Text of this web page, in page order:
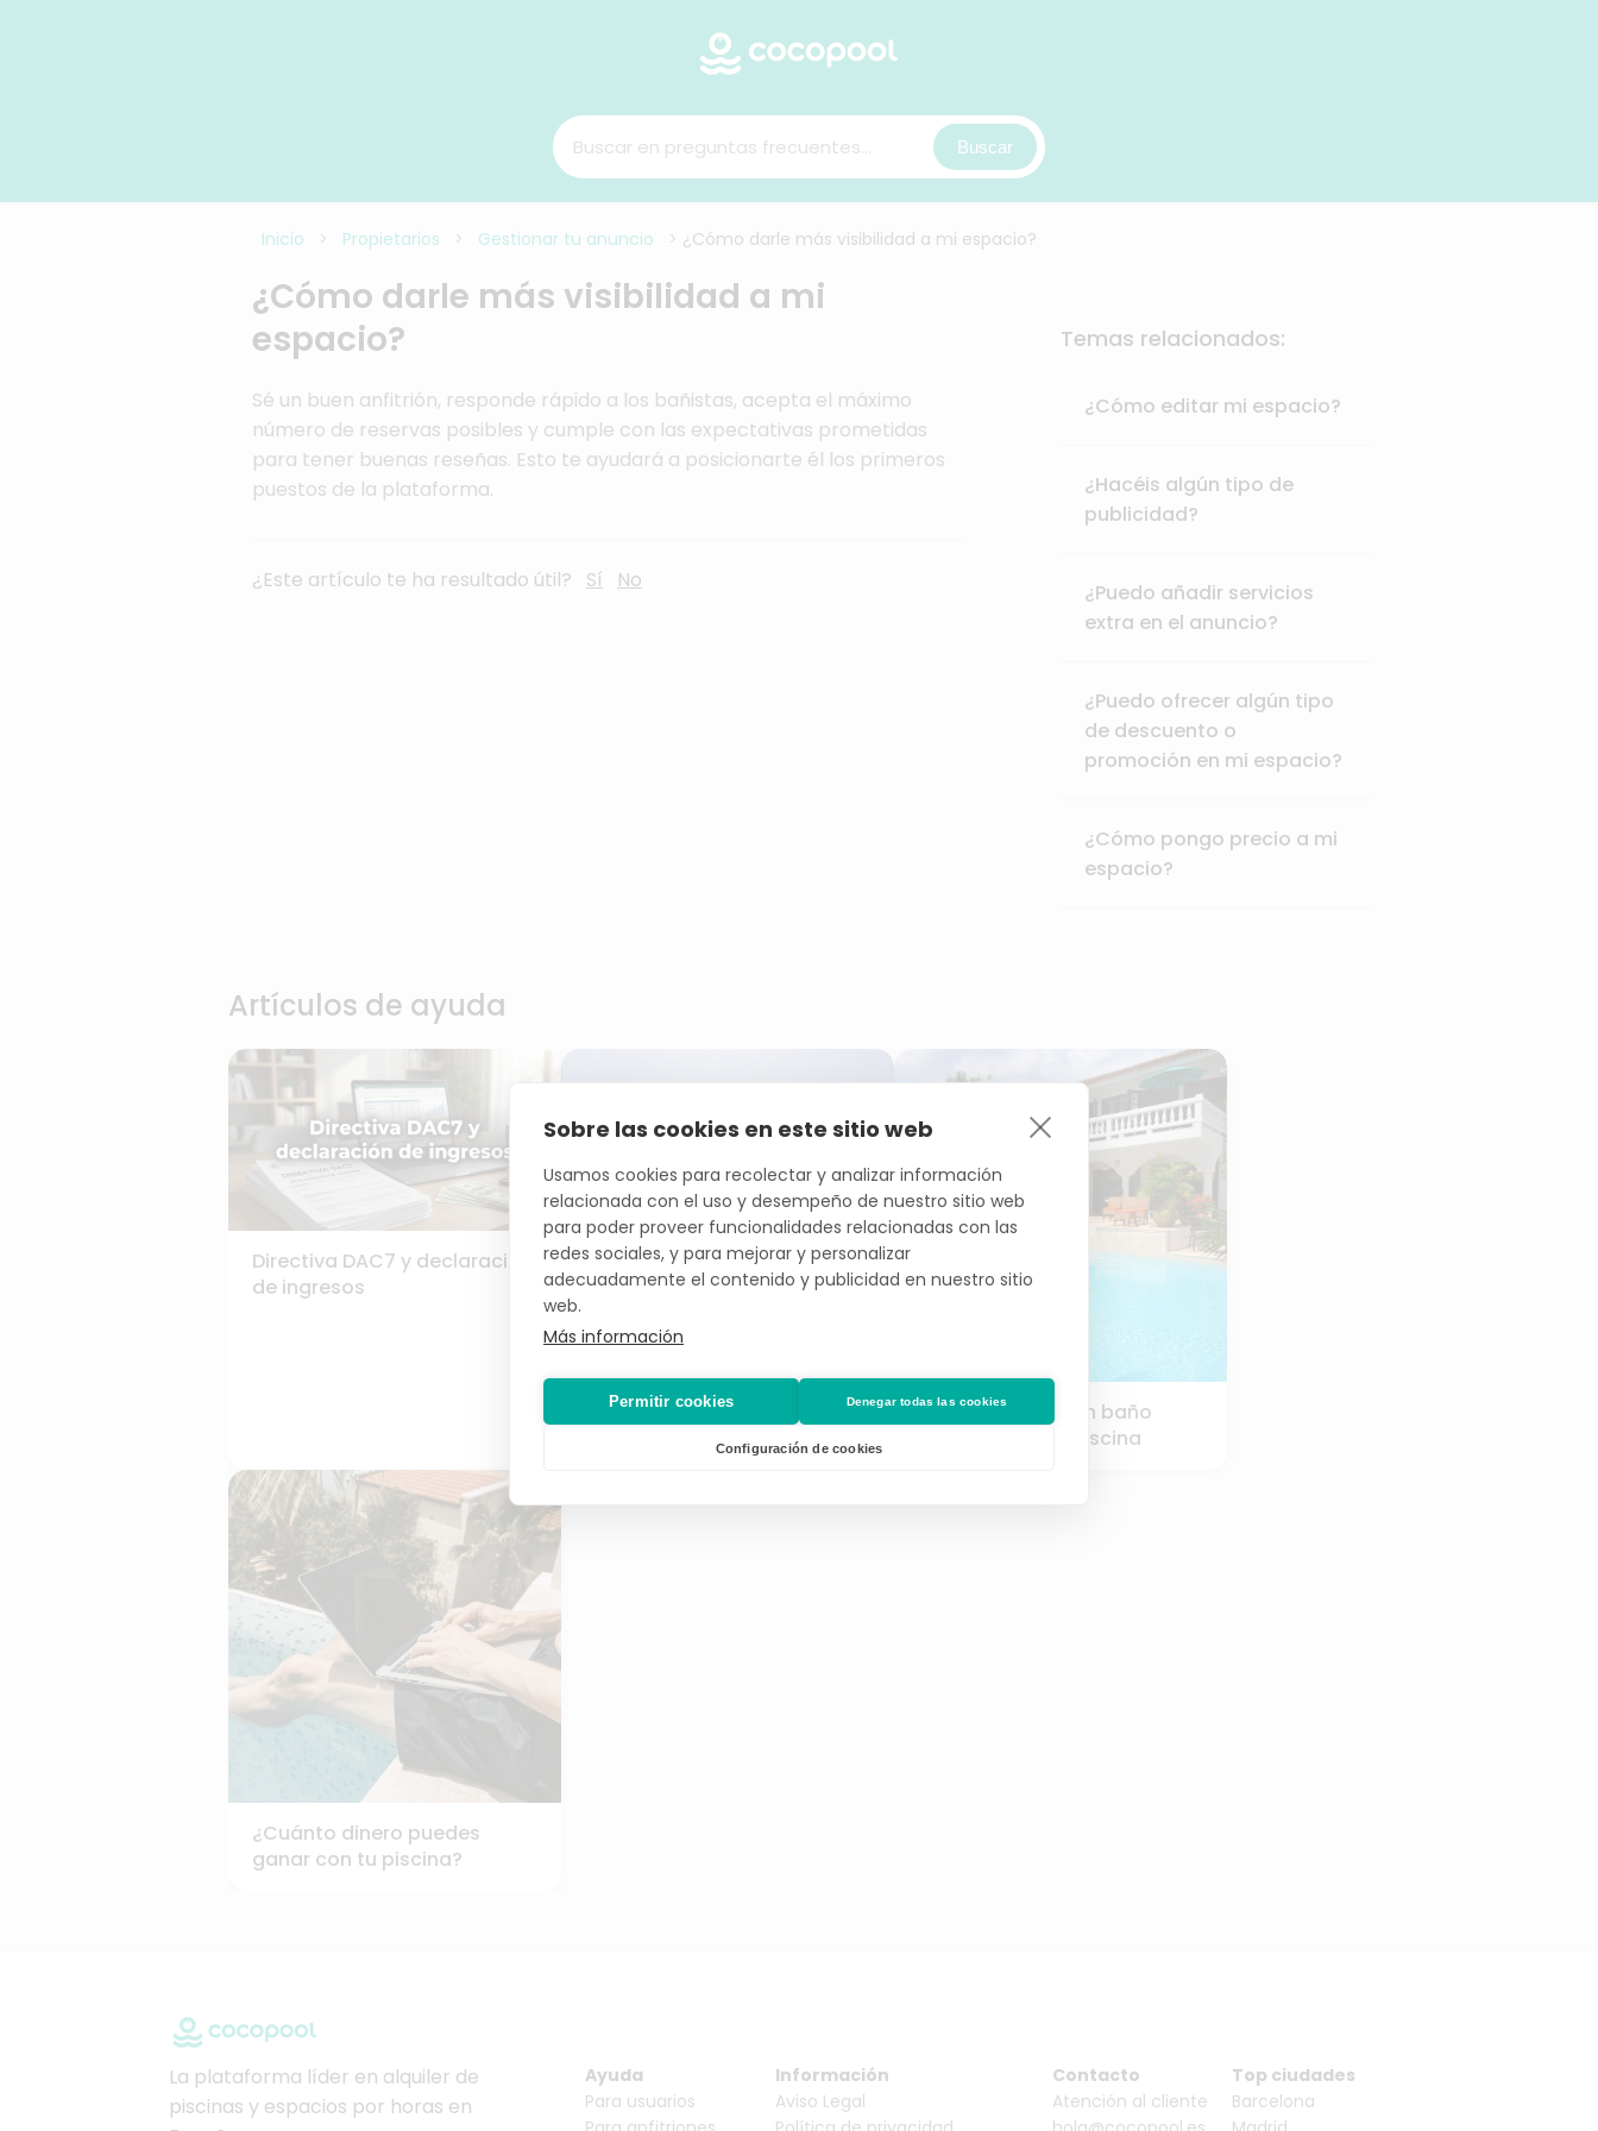
Sobre las cookies en este sitio web
Usamos cookies para recolectar y analizar información
relacionada con el uso y desempeño de nuestro sitio web
para poder proveer funcionalidades relacionadas con las
redes sociales, y para mejorar y personalizar
adecuadamente el contenido y publicidad en nuestro sitio
web.
Más información
Permitir cookies Denegar todas las cookies
Configuración de cookies
Buscar
Inicio > Propietarios > Gestionar tu anuncio > ¿Cómo darle más visibilidad a mi espacio?
¿Cómo darle más visibilidad a mi
espacio?
Sé un buen anfitrión, responde rápido a los bañistas, acepta el máximo
número de reservas posibles y cumple con las expectativas prometidas
para tener buenas reseñas. Esto te ayudará a posicionarte él los primeros
puestos de la plataforma.
¿Este artículo te ha resultado útil? Sí No
Temas relacionados:
¿Cómo editar mi espacio?
¿Hacéis algún tipo de
publicidad?
¿Puedo añadir servicios
extra en el anuncio?
¿Puedo ofrecer algún tipo
de descuento o
promoción en mi espacio?
¿Cómo pongo precio a mi
espacio?
Artículos de ayuda
Directiva DAC7 y declaración
de ingresos
Beneficios de alquilar tu
Por qué alquilar un baño
portátil para tu piscina
¿Cuánto dinero puedes
ganar con tu piscina?
La plataforma líder en alquiler de
piscinas y espacios por horas en
Ayuda
Para usuarios
Información
Aviso Legal
Contacto
Atención al cliente
Top ciudades
Barcelona